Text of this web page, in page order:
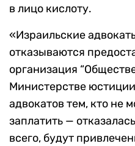
в лицо кислоту.
«Израильские
отказываются
организация
Министерстве
адвокатов тем, кто не
заплатить —
всего, будут